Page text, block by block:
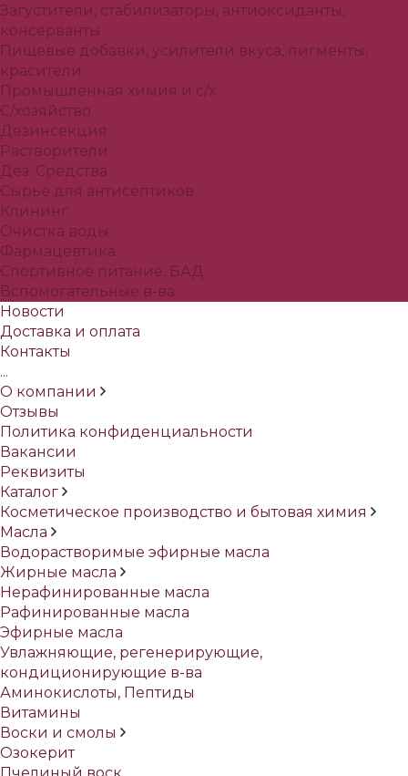
Загустители, стабилизаторы, антиоксиданты,
консерванты
Пищевые добавки, усилители вкуса, пигменты,
красители
Промышленная химия и с/х
С/хозяйство
Дезинсекция
Растворители
Дез. Средства
Сырье для антисептиков
Клининг
Очистка воды
Фармацевтика
Спортивное питание, БАД
Вспомогательные в-ва
Новости
Доставка и оплата
Контакты
...
О компании
Отзывы
Политика конфиденциальности
Вакансии
Реквизиты
Каталог
Косметическое производство и бытовая химия
Масла
Водорастворимые эфирные масла
Жирные масла
Нерафинированные масла
Рафинированные масла
Эфирные масла
Увлажняющие, регенерирующие,
кондиционирующие в-ва
Аминокислоты, Пептиды
Витамины
Воски и смолы
Озокерит